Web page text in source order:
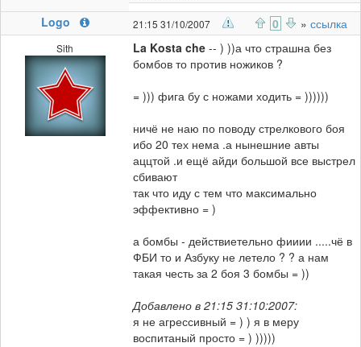
Logo
21:15 31/10/2007 0 » ссылка
Sith La Kosta che -- ) ))а что страшна без
бомбов то против ножиков ?
= ))) фига бу с ножами ходить = ))))))
ничё не наю по поводу стрелкового боя
ибо 20 тех нема .а нынешние авты
аццтой .и ещё айди большой все выстрел
сбивают
так что иду с тем что максимально
эффективно = )
а бомбы - действиетельно фииии .....чё в
ФБИ то и Азбуку не летело ? ? а нам
такая честь за 2 боя 3 бомбы = ))
Добавлено в 21:15 31:10:2007:
я не агрессивный = ) ) я в меру
воспитаный просто = ) )))))